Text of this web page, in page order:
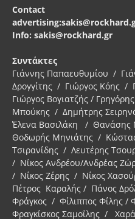
Contact
Info: sakis@rockhard.gr
Συντάκτες
Γιάννης Παπαευθυμίου /
Δρογγίτης / Γιώργος Κόης /
Γιώργος Βογιατζής /
Μπούκης / Δημήτρης
Έλενα Βασιλάκη /
Θοδωρής Μηνιάτης /
Τσιρανίδης / Λευτέρης
/ Νίκος Ανδρέου/Ανδρέας
/ Νίκος Ζέρης / Νίκος
Πέτρος Καραλής / Πάνος
Φράγκος / Φίλιππος Φίλης /
Φραγκίσκος Σαμοΐλης /